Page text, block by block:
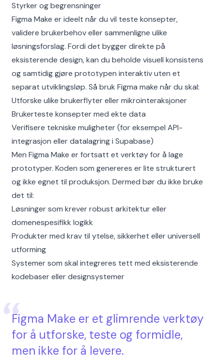
Styrker og begrensninger
Figma Make er ideelt når du vil teste konsepter,
validere brukerbehov eller sammenligne ulike
løsningsforslag. Fordi det bygger direkte på
eksisterende design, kan du beholde visuell konsistens
og samtidig gjøre prototypen interaktiv uten et
separat utviklingsløp. Så bruk Figma make når du skal:
Utforske ulike brukerflyter eller mikrointeraksjoner
Brukerteste konsepter med ekte data
Verifisere tekniske muligheter (for eksempel API-
integrasjon eller datalagring i Supabase)
Men Figma Make er fortsatt et verktøy for å lage
prototyper. Koden som genereres er lite strukturert
og ikke egnet til produksjon. Dermed bør du ikke bruke
det til:
Løsninger som krever robust arkitektur eller
domenespesifikk logikk
Produkter med krav til ytelse, sikkerhet eller universell
utforming
Systemer som skal integreres tett med eksisterende
kodebaser eller designsystemer
Figma Make er et glimrende verktøy
for å utforske, teste og formidle,
men ikke for å levere.